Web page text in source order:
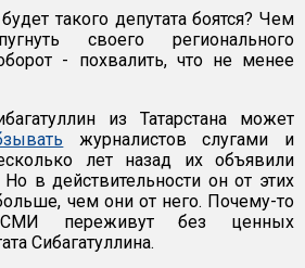
такого депутата боятся? Чем
своего регионального
- похвалить, что не менее
из Татарстана может
журналистов слугами и
лет назад их объявили
в действительности он от этих
чем они от него. Почему-то
переживут без ценных
Сибагатуллина.